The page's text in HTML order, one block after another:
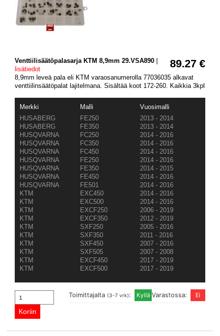
89.27 €
Venttiilisäätöpalasarja KTM 8,9mm 29.VSA890
lisätiedot
8,9mm leveä pala eli KTM varaosanumerolla 77036035 alkavat
venttiilinsäätöpalat lajitelmana. Sisältää koot 172-260. Kaikkia 3kpl
Merkki Malli
Vuosimalli
HUSABERG
FE250
2013 - 2014
HUSABERG
FE350
2013 - 2014
HUSQVARNA
FC250
2014 - 2016
HUSQVARNA
FC350
2014 - 2016
HUSQVARNA
FC450
2014 - 2016
HUSQVARNA
FE250
2014 - 2016
HUSQVARNA
FE350
2014 - 2015
HUSQVARNA
FE450
2014 - 2016
HUSQVARNA
FE501
2014 - 2016
KTM
EXC450
2014 - 2016
KTM
EXC500
2014 - 2016
KTM
EXCF250
2006 - 2019
KTM
EXCF350
2012 - 2019
KTM
SXF250
2005 - 2016
KTM
SXF350
2011 - 2016
KTM
SXF450
2007 - 2016
KTM
SXF505
2007 - 2008
KTM
EXCF450
2017 - 2019
KTM
EXCF500 2017 - 2019
Varastossa:
Toimittajalta (3-7 vrk):